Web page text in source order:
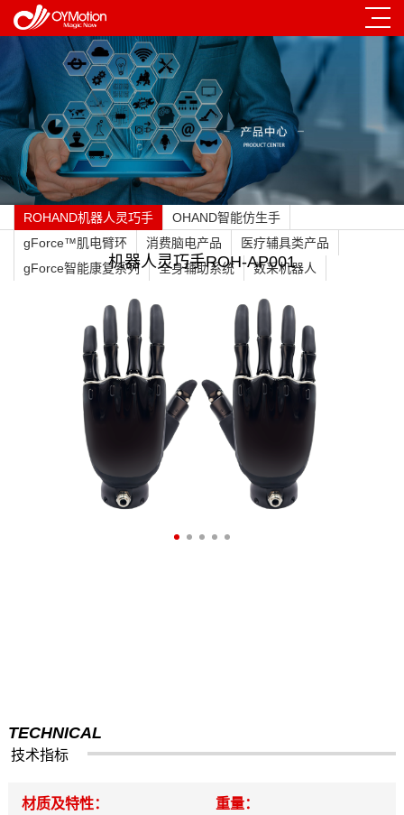
ROHAND机器人灵巧手
OHAND智能仿生手
gForce™肌电臂环
消费脑电产品
医疗辅具类产品
gForce智能康复系列
全身辅助系统 数采机器人
机器人灵巧手ROH-AP001
TECHNICAL
技术指标
材质及特性： 重量：